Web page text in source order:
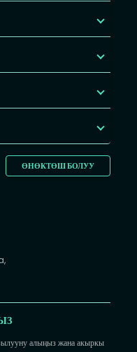
ӨНӨКТӨШ БОЛУУ
алыңыз жана акыркы